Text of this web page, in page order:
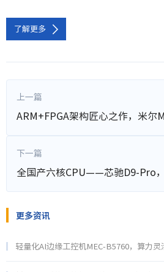
了解更多
上一篇
下一篇
更多资讯
轻量化AI边缘工控机MEC-B5760，算力灵